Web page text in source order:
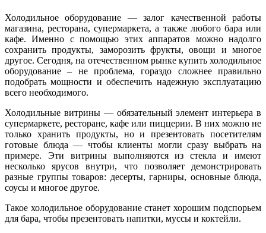
Холодильное оборудование — залог качественной работы
магазина, ресторана, супермаркета, а также любого бара или
кафе. Именно с помощью этих аппаратов можно надолго
сохранить продукты, заморозить фрукты, овощи и многое
другое. Сегодня, на отечественном рынке купить холодильное
оборудование – не проблема, гораздо сложнее правильно
подобрать мощности и обеспечить надежную эксплуатацию
всего необходимого.
Холодильные витрины — обязательный элемент интерьера в
супермаркете, ресторане, кафе или пиццерии. В них можно не
только хранить продукты, но и презентовать посетителям
готовые блюда — чтобы клиенты могли сразу выбрать на
примере. Эти витрины выполняются из стекла и имеют
несколько ярусов внутри, что позволяет демонстрировать
разные группы товаров: десерты, гарниры, основные блюда,
соусы и многое другое.
Такое холодильное оборудование станет хорошим подспорьем
для бара, чтобы презентовать напитки, муссы и коктейли.